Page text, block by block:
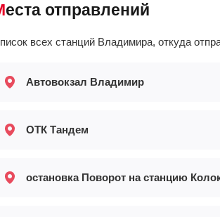
Места отправлений
Список всех станций Владимира, откуда
Автовокзал Владимир
ОТК Тандем
остановка Поворот на станцию